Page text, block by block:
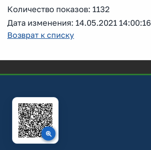
Количество показов: 1132
Дата изменения: 14.05.2021 14:00:16
Возврат к списку